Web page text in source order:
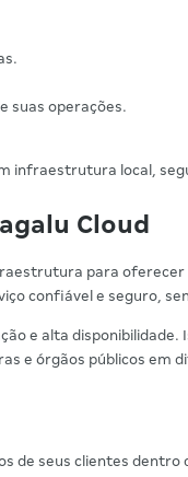
suas operações.
infraestrutura local,
Cloud
para
confiável e seguro,
e alta
e órgãos públicos em
de seus clientes dentro